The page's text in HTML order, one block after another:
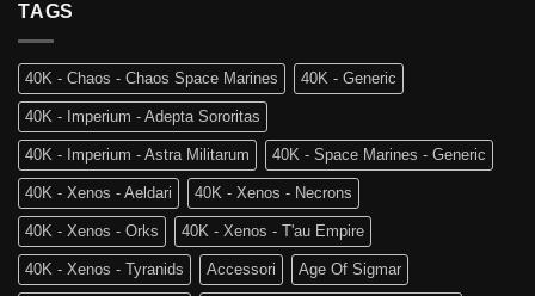
Edizione
Age
of
Sigmar
The
Old
World
è
tra
noi!
TAGS
40K - Chaos - Chaos Space Marines 40K - Generic
40K - Imperium - Adepta Sororitas
40K - Imperium - Astra Militarum 40K - Space Marines - Generic
40K - Xenos - Aeldari 40K - Xenos - Necrons
40K - Xenos - Orks 40K - Xenos - T'au Empire
40K - Xenos - Tyranids Accessori Age Of Sigmar